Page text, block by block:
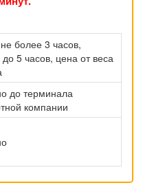
более 3 часов,
до 5 часов, цена от веса
до терминала
компании